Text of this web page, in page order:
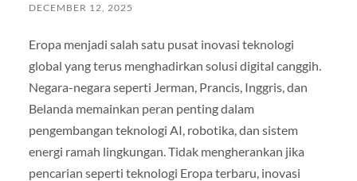
DECEMBER 12, 2025
Eropa menjadi salah satu pusat inovasi teknologi
global yang terus menghadirkan solusi digital canggih.
Negara-negara seperti Jerman, Prancis, Inggris, dan
Belanda memainkan peran penting dalam
pengembangan teknologi AI, robotika, dan sistem
energi ramah lingkungan. Tidak mengherankan jika
pencarian seperti teknologi Eropa terbaru, inovasi